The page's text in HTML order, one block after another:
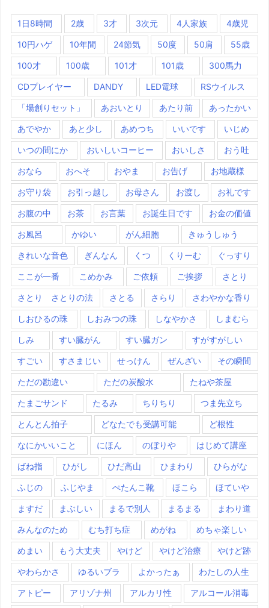
1日8時間 2歳 3才 3次元 4人家族 4歳児
10円ハゲ 10年間 24節気 50度 50肩 55歳
100才 100歳 101才 101歳 300馬力
CDプレイヤー DANDY LED電球 RSウイルス
「場創りセット」 あおいとり あたり前 あったかい
あでやか あと少し あめつち いいです いじめ
いつの間にか おいしいコーヒー おいしさ おう吐
おなら おへそ おやま お告げ お地蔵様
お守り袋 お引っ越し お母さん お渡し お礼です
お腹の中 お茶 お言葉 お誕生日です お金の価値
お風呂 かゆい がん細胞 きゅうしゅう
きれいな音色 ぎんなん くつ くりーむ ぐっすり
ここが一番 こめかみ ご依頼 ご挨拶 さとり
さとり さとりの法 さとる さらり さわやかな香り
しおひるの珠 しおみつの珠 しなやかさ しまむら
しみ すい臓がん すい臓ガン すがすがしい
すごい すさまじい せっけん ぜんざい その瞬間
ただの勘違い ただの炭酸水 たねや茶屋
たまごサンド たるみ ちりちり つま先立ち
とんとん拍子 どなたでも受講可能 ど根性
なにかいいこと にほん のぼりや はじめて講座
ばね指 ひがし ひだ高山 ひまわり ひらがな
ふじの ふじやま ぺたんこ靴 ほこら ほていや
ますだ まぶしい まるで別人 まるまる まわり道
みんなのため むち打ち症 めがね めちゃ楽しい
めまい もう大丈夫 やけど やけど治療 やけど跡
やわらかさ ゆるいブラ よかったぁ わたしの人生
アトピー アリゾナ州 アルカリ性 アルコール消毒